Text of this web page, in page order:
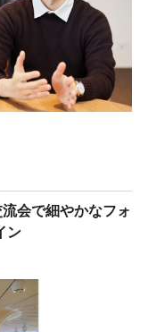
会で細やかなフォ
ン